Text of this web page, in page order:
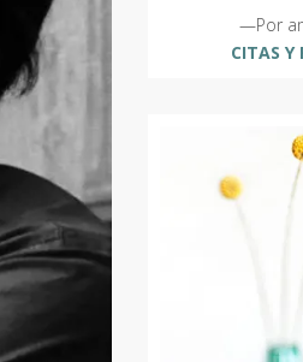
—Por
CITAS Y